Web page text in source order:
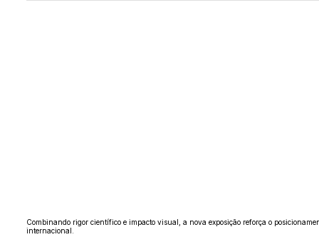
Combinando rigor científico e impacto visual, a nova exposição reforça o
internacional.